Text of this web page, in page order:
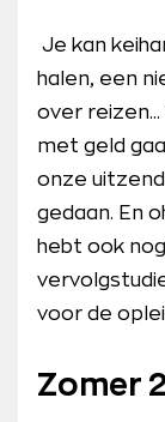
Je kan
halen, een
over
met geld
onze
gedaan. En
hebt ook
voor de
Zomer